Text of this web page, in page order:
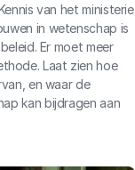
van het ministerie
in wetenschap is
Er moet meer
Laat zien hoe
en waar de
kan bijdragen aan